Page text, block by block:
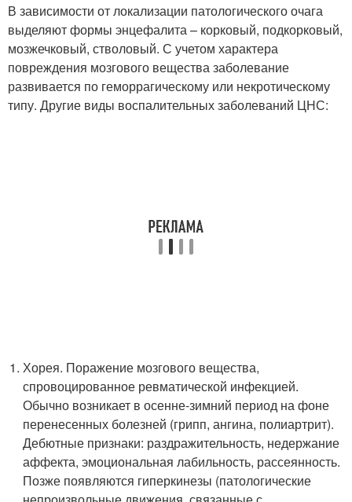
В зависимости от локализации патологического очага
выделяют формы энцефалита – корковый, подкорковый,
мозжечковый, стволовый. С учетом характера
повреждения мозгового вещества заболевание
развивается по геморрагическому или некротическому
типу. Другие виды воспалительных заболеваний ЦНС:
Хорея. Поражение мозгового вещества,
спровоцированное ревматической инфекцией.
Обычно возникает в осенне-зимний период на фоне
перенесенных болезней (грипп, ангина, полиартрит).
Дебютные признаки: раздражительность, недержание
аффекта, эмоциональная лабильность, рассеянность.
Позже появляются гиперкинезы (патологические